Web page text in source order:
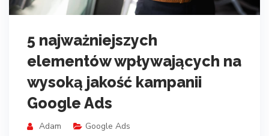
5 najważniejszych
elementów wpływających na
wysoką jakość kampanii
Google Ads
Adam Google Ads